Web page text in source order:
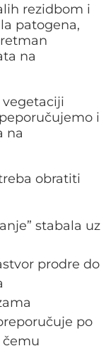
rezidbom i
patogena,
na
i
na
obratiti
stabala uz
prodre do
po